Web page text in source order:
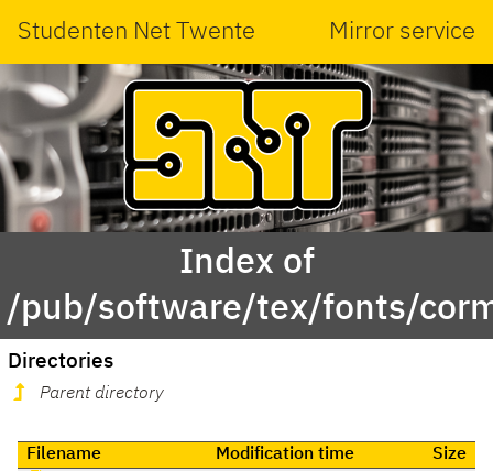
Studenten Net Twente Mirror service
Index of
/pub/software/tex/fonts/
Directories
Parent directory
Filename Modification time
Size